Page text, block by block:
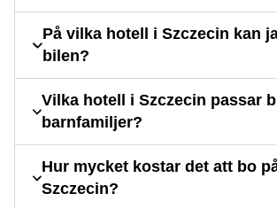
På vilka hotell i Szczecin kan
bilen?
Vilka hotell i Szczecin passar
barnfamiljer?
Hur mycket kostar det att bo
Szczecin?